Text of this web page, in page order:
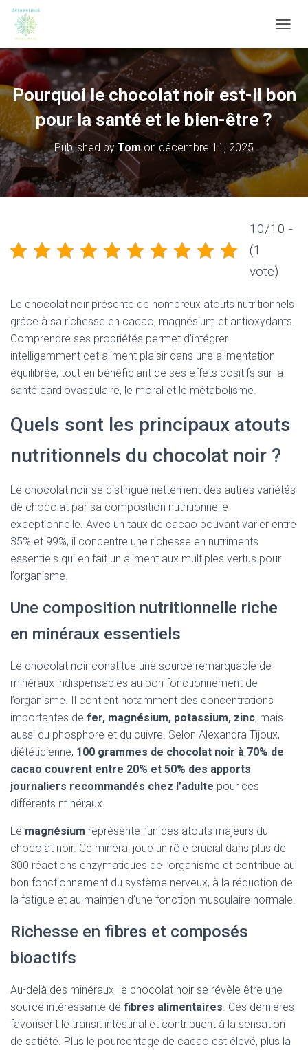
Pourquoi le chocolat noir est-il bon
pour la santé et le bien-être ?
Published by Tomon décembre 11, 2025
10/10 -
(1
vote)
Le chocolat noir présente de nombreux atouts nutritionnels
grâce à sa richesse en cacao, magnésium et antioxydants.
Comprendre ses propriétés permet d’intégrer
intelligemment cet aliment plaisir dans une alimentation
équilibrée, tout en bénéficiant de ses effets positifs sur la
santé cardiovasculaire, le moral et le métabolisme.
Quels sont les principaux atouts
nutritionnels du chocolat noir ?
Le chocolat noir se distingue nettement des autres variétés
de chocolat par sa composition nutritionnelle
exceptionnelle. Avec un taux de cacao pouvant varier entre
35% et 99%, il concentre une richesse en nutriments
essentiels qui en fait un aliment aux multiples vertus pour
l’organisme.
Une composition nutritionnelle riche
en minéraux essentiels
Le chocolat noir constitue une source remarquable de
minéraux indispensables au bon fonctionnement de
l’organisme. Il contient notamment des concentrations
importantes de fer, magnésium, potassium, zinc, mais
aussi du phosphore et du cuivre. Selon Alexandra Tijoux,
diététicienne, 100 grammes de chocolat noir à 70% de
cacao couvrent entre 20% et 50% des apports
journaliers recommandés chez l’adulte pour ces
différents minéraux.
Le magnésium représente l’un des atouts majeurs du
chocolat noir. Ce minéral joue un rôle crucial dans plus de
300 réactions enzymatiques de l’organisme et contribue au
bon fonctionnement du système nerveux, à la réduction de
la fatigue et au maintien d’une fonction musculaire normale.
Richesse en fibres et composés
bioactifs
Au-delà des minéraux, le chocolat noir se révèle être une
source intéressante de fibres alimentaires. Ces dernières
favorisent le transit intestinal et contribuent à la sensation
de satiété. Plus le pourcentage de cacao est élevé, plus la